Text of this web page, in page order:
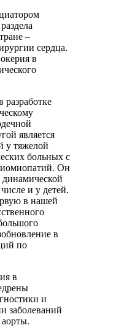
–
сердца.
в
является
у тяжелой
больных с
Он
и у детей.
в нашей
в
по
в
и
заболеваний
аорты.